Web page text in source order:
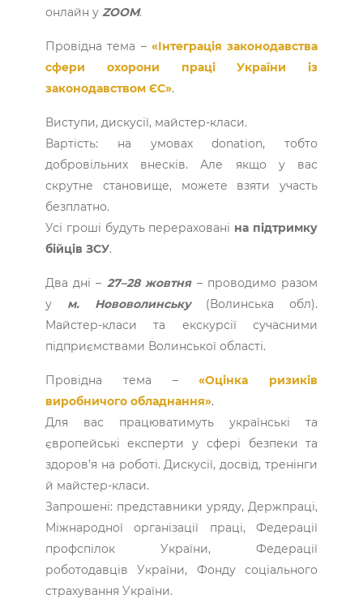
онлайн у ZOOM.
Провідна тема – «Інтеграція законодавства
сфери охорони праці України із
законодавством ЄС».
Виступи, дискусії, майстер-класи.
Вартість: на умовах donation, тобто
добровільних внесків. Але якщо у вас
скрутне становище, можете взяти участь
безплатно.
Усі гроші будуть перераховані на підтримку
бійців ЗСУ.
Два дні – 27–28 жовтня– проводимо разом
у м. Нововолинську(Волинська обл).
Майстер-класи та екскурсії сучасними
підприємствами Волинської області.
Провідна тема –«Оцінка ризиків
виробничого обладнання».
Для вас працюватимуть українські та
європейські експерти у сфері безпеки та
здоров’я на роботі. Дискусії, досвід, тренінги
й майстер-класи.
Запрошені: представники уряду, Держпраці,
Міжнародної організації праці, Федерації
профспілок України, Федерації
роботодавців України, Фонду соціального
страхування України.